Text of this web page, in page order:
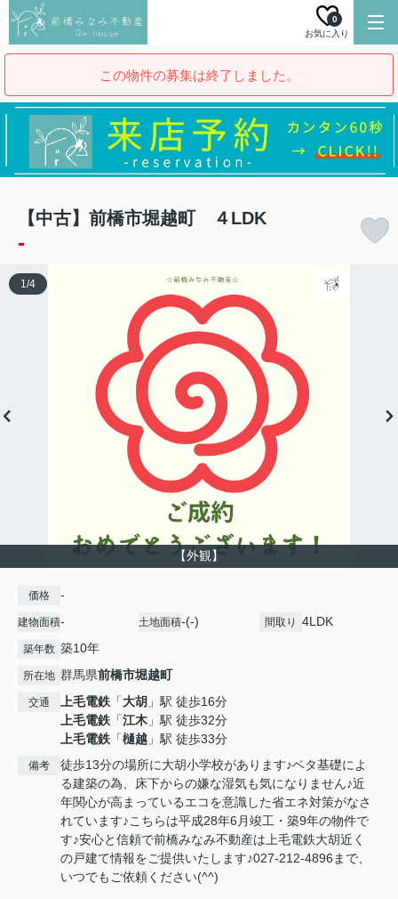
お気に入り
0
この物件の募集は終了しました。
【中古】前橋市堀越町 ４LDK
-
【外観】
1/4
価格 -
建物面積- 土地面積-(-) 間取り 4LDK
築年数 築10年
所在地 群馬県前橋市堀越町
交通 上毛電鉄 「大胡 」駅 徒歩16分
上毛電鉄 「江木 」駅 徒歩32分
上毛電鉄 「樋越 」駅 徒歩33分
備考
徒歩13分の場所に大胡小学校があります♪ベタ基礎によ
る建築の為、床下からの嫌な湿気も気になりません♪近
年関心が高まっているエコを意識した省エネ対策がなさ
れています♪こちらは平成28年6月竣工・築9年の物件で
す♪安心と信頼で前橋みなみ不動産は上毛電鉄大胡近く
の戸建て情報をご提供いたします♪027-212-4896まで、
いつでもご依頼ください(^^)